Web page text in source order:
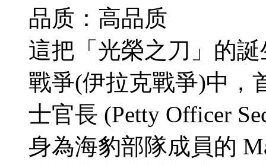
品质：高品质
這把「光榮之刀」的
戰爭(伊拉克戰爭)中，
士官長 (Petty Officer
身為海豹部隊成員的